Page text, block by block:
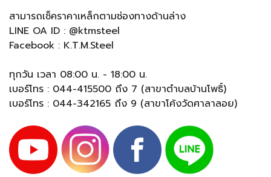
สามารถเช็คราคาเหล็กตามช่องทางด้านล่าง
LINE OA ID : @ktmsteel
Facebook : K.T.M.Steel
ทุกวัน เวลา 08:00 น. - 18:00 น.
เบอร์โทร : 044-415500 ถึง 7 (สาขาตำบลบ้านโพธิ์)
เบอร์โทร : 044-342165 ถึง 9 (สาขาโค้งวัดศาลาลอย)